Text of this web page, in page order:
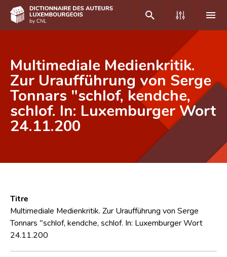
DE FR
Accueil
Auteur(e)s A-Z
Recherche avancée
Équipe scientifique
Contact
Multimediale Medienkritik.
Zur Uraufführung von Serge
Tonnars "schlof, kendche,
schlof. In: Luxemburger Wort
24.11.200
Titre
Multimediale Medienkritik. Zur Uraufführung von Serge
Tonnars "schlof, kendche, schlof. In: Luxemburger Wort
24.11.200